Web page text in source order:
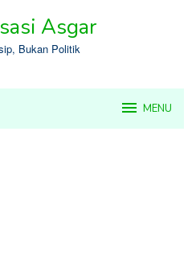
Asgar
Bukan Politik
MENU